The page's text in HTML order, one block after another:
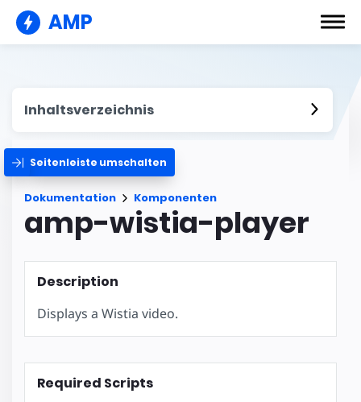
AMP
Inhaltsverzeichnis
Seitenleiste umschalten
Dokumentation Komponenten
amp-wistia-player
Description
Displays a Wistia video.
Required Scripts